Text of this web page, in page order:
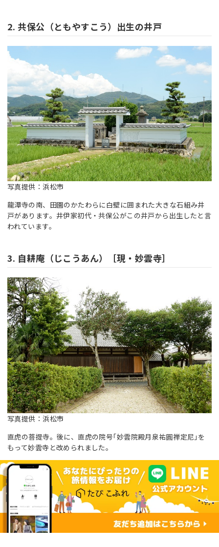
2. 共保公（ともやすこう）出生の井戸
写真提供：浜松市
龍潭寺の南、田園のかたわらに白壁に囲まれた大きな石組み井
戸があります。井伊家初代・共保公がこの井戸から出生したと言
われています。
3. 自耕庵（じこうあん）［現・妙雲寺］
写真提供：浜松市
直虎の菩提寺。後に、直虎の院号｢妙雲院殿月泉祐圓禅定尼｣を
もって妙雲寺と改められました。